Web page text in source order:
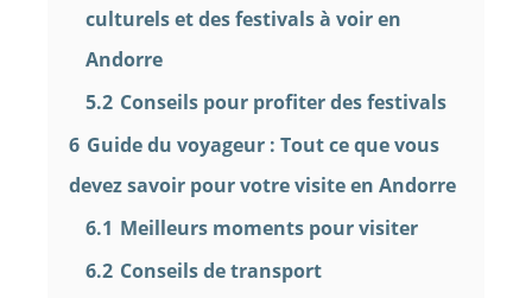
culturels et des festivals à voir en
Andorre
5.2 Conseils pour profiter des festivals
6 Guide du voyageur : Tout ce que vous
devez savoir pour votre visite en Andorre
6.1 Meilleurs moments pour visiter
6.2 Conseils de transport